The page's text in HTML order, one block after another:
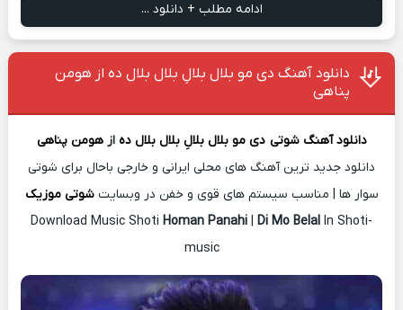
ادامه مطلب + دانلود ...
دانلود آهنگ دی مو بلال بلالِ بلال بلال ده از هومن
پناهی
دانلود آهنگ شوتی دی مو بلال بلالِ بلال بلال ده ازهومن پناهی
دانلود جدید ترین آهنگ های محلی ایرانی و خارجی باحال برای شوتی
سوار ها | مناسب سیستم های قوی و خفن در وبسایتشوتی موزیک
Download Music Shoti Homan Panahi | Di Mo Belal In Shoti-
music